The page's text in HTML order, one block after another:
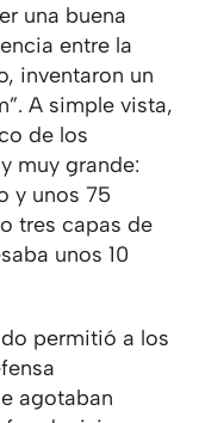
una buena
entre la
inventaron un
A simple vista,
de los
muy grande:
y unos 75
tres capas de
unos 10
permitió a los
agotaban